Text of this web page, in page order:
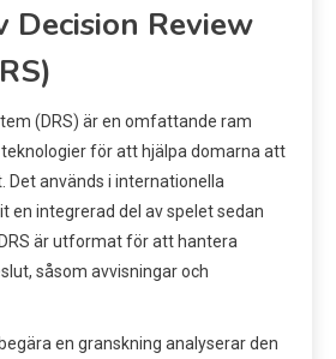
Decision Review
(DRS) är en omfattande ram
för att hjälpa domarna att
Det används i internationella
en integrerad del av spelet sedan
är utformat för att hantera
såsom avvisningar och
en granskning analyserar den